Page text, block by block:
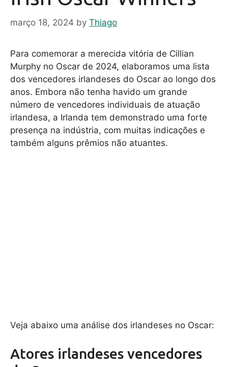
março 18, 2024 by Thiago
Para comemorar a merecida vitória de Cillian
Murphy no Oscar de 2024, elaboramos uma lista
dos vencedores irlandeses do Oscar ao longo dos
anos. Embora não tenha havido um grande
número de vencedores individuais de atuação
irlandesa, a Irlanda tem demonstrado uma forte
presença na indústria, com muitas indicações e
também alguns prêmios não atuantes.
Veja abaixo uma análise dos irlandeses no Oscar:
Atores irlandeses vencedores